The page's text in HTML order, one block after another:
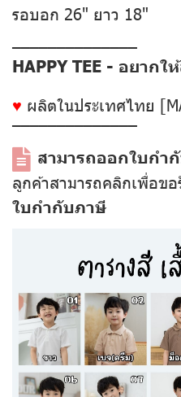
รอบอก 26" ยาว 18"
––––––––––––––
HAPPY TEE - อยาก
♥ ผลิตในประเทศไทย
––––––––––––––
สามารถออกใบกำ
ลูกค้าสามารถคลิกเพื่อข
ใบกำกับภาษี